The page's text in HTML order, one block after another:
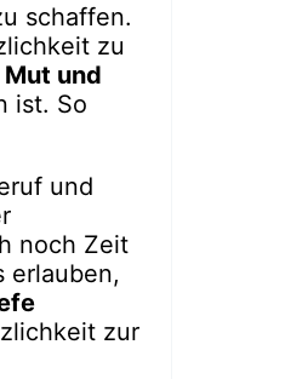
schaffen.
zu
Mut und
ist. So
und
noch Zeit
erlauben,
zur